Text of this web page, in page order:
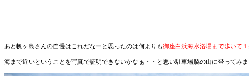
あと帆ヶ島さんの自慢はこれだなーと思ったのは何よりも御座白浜海水浴場まで歩いて
海まで近いということを写真で証明できないかなぁ・・と思い駐車場脇の山に登ってみま